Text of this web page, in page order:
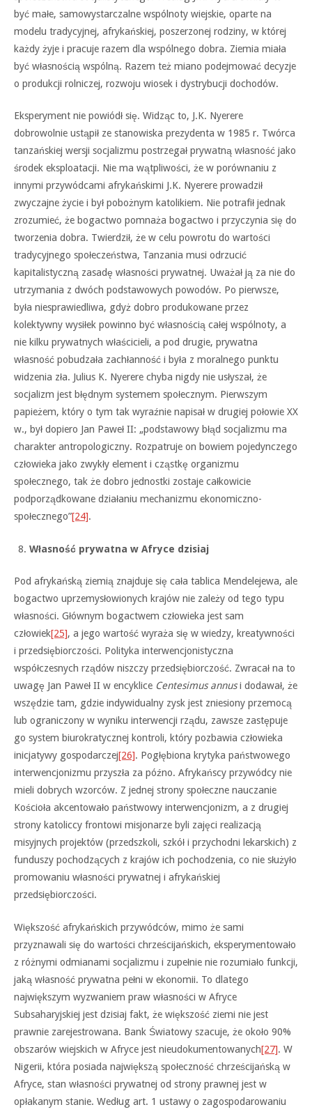
być małe, samowystarczalne wspólnoty wiejskie, oparte na
modelu tradycyjnej, afrykańskiej, poszerzonej rodziny, w której
każdy żyje i pracuje razem dla wspólnego dobra. Ziemia miała
być własnością wspólną. Razem też miano podejmować decyzje
o produkcji rolniczej, rozwoju wiosek i dystrybucji dochodów.
Eksperyment nie powiódł się. Widząc to, J.K. Nyerere
dobrowolnie ustąpił ze stanowiska prezydenta w 1985 r. Twórca
tanzańskiej wersji socjalizmu postrzegał prywatną własność jako
środek eksploatacji. Nie ma wątpliwości, że w porównaniu z
innymi przywódcami afrykańskimi J.K. Nyerere prowadził
zwyczajne życie i był pobożnym katolikiem. Nie potrafił jednak
zrozumieć, że bogactwo pomnaża bogactwo i przyczynia się do
tworzenia dobra. Twierdził, że w celu powrotu do wartości
tradycyjnego społeczeństwa, Tanzania musi odrzucić
kapitalistyczną zasadę własności prywatnej. Uważał ją za nie do
utrzymania z dwóch podstawowych powodów. Po pierwsze,
była niesprawiedliwa, gdyż dobro produkowane przez
kolektywny wysiłek powinno być własnością całej wspólnoty, a
nie kilku prywatnych właścicieli, a pod drugie, prywatna
własność pobudzała zachłanność i była z moralnego punktu
widzenia zła. Julius K. Nyerere chyba nigdy nie usłyszał, że
socjalizm jest błędnym systemem społecznym. Pierwszym
papieżem, który o tym tak wyraźnie napisał w drugiej połowie XX
w., był dopiero Jan Paweł II: „podstawowy błąd socjalizmu ma
charakter antropologiczny. Rozpatruje on bowiem pojedynczego
człowieka jako zwykły element i cząstkę organizmu
społecznego, tak że dobro jednostki zostaje całkowicie
podporządkowane działaniu mechanizmu ekonomiczno-
społecznego”[24].
Własność prywatna w Afryce dzisiaj
Pod afrykańską ziemią znajduje się cała tablica Mendelejewa, ale
bogactwo uprzemysłowionych krajów nie zależy od tego typu
własności. Głównym bogactwem człowieka jest sam
człowiek[25], a jego wartość wyraża się w wiedzy, kreatywności
i przedsiębiorczości. Polityka interwencjonistyczna
współczesnych rządów niszczy przedsiębiorczość. Zwracał na to
uwagę Jan Paweł II w encyklice Centesimus annusi dodawał, że
wszędzie tam, gdzie indywidualny zysk jest zniesiony przemocą
lub ograniczony w wyniku interwencji rządu, zawsze zastępuje
go system biurokratycznej kontroli, który pozbawia człowieka
inicjatywy gospodarczej[26]. Pogłębiona krytyka państwowego
interwencjonizmu przyszła za późno. Afrykańscy przywódcy nie
mieli dobrych wzorców. Z jednej strony społeczne nauczanie
Kościoła akcentowało państwowy interwencjonizm, a z drugiej
strony katoliccy frontowi misjonarze byli zajęci realizacją
misyjnych projektów (przedszkoli, szkół i przychodni lekarskich) z
funduszy pochodzących z krajów ich pochodzenia, co nie służyło
promowaniu własności prywatnej i afrykańskiej
przedsiębiorczości.
Większość afrykańskich przywódców, mimo że sami
przyznawali się do wartości chrześcijańskich, eksperymentowało
z różnymi odmianami socjalizmu i zupełnie nie rozumiało funkcji,
jaką własność prywatna pełni w ekonomii. To dlatego
największym wyzwaniem praw własności w Afryce
Subsaharyjskiej jest dzisiaj fakt, że większość ziemi nie jest
prawnie zarejestrowana. Bank Światowy szacuje, że około 90%
obszarów wiejskich w Afryce jest nieudokumentowanych[27]. W
Nigerii, która posiada największą społeczność chrześcijańską w
Afryce, stan własności prywatnej od strony prawnej jest w
opłakanym stanie. Według art. 1 ustawy o zagospodarowaniu